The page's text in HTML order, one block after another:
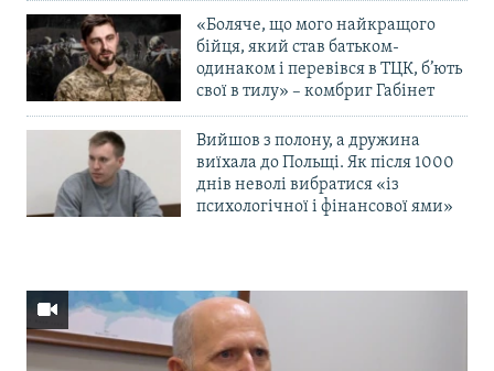
«Боляче, що мого найкращого
бійця, який став батьком-
одинаком і перевівся в ТЦК, б’ють
свої в тилу» – комбриг Габінет
Вийшов з полону, а дружина
виїхала до Польщі. Як після 1000
днів неволі вибратися «із
психологічної і фінансової ями»